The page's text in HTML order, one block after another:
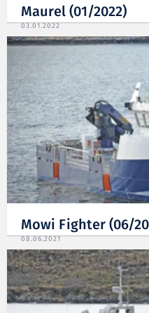
Maurel (01/2022)
03.01.2022
Mowi Fighter (06/
08.06.2021